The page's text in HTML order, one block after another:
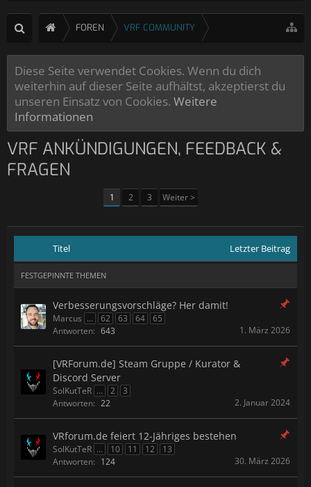
FOREN VRF COMMUNITY
Diese Seite verwendet Cookies. Wenn du dich
weiterhin auf dieser Seite aufhältst, akzeptierst du
unseren Einsatz von Cookies. Weitere
Informationen
VRF ANKÜNDIGUNGEN, FEEDBACK &
FRAGEN
1 2 3 Weiter >
Titel Letzter Beitrag
FESTGEPINNTE THEMEN
Verbesserungsvorschläge? Her damit!
Marcus ... 62 63 64
65
Antworten: 643 1. März 2026
[VRForum.de] Steam Gruppe / Kurator &
Discord Server
SolKutTeR ... 2
3
Antworten: 22 2. Januar 2024
VRforum.de feiert 12-Jähriges bestehen
SolKutTeR ... 10 11 12
13
Antworten: 124 30. März 2026